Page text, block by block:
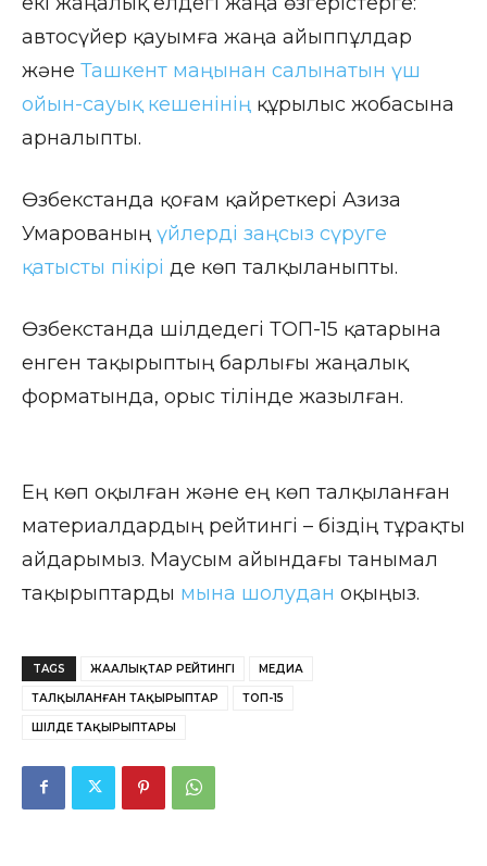
автосүйер қауымға жаңа айыппұлдар
және Ташкент маңынан салынатын үш
ойын-сауық кешенінің құрылыс жобасына
арналыпты.
Өзбекстанда қоғам қайреткері Азиза
Умарованың үйлерді заңсыз сүруге
қатысты пікірі де көп талқыланыпты.
Өзбекстанда шілдедегі ТОП-15 қатарына
енген тақырыптың барлығы жаңалық
форматында, орыс тілінде жазылған.
Ең көп оқылған және ең көп талқыланған
материалдардың рейтингі – біздің тұрақты
айдарымыз. Маусым айындағы танымал
тақырыптарды мына шолудан оқыңыз.
TAGS ЖАҢАЛЫҚТАР РЕЙТИНГІ МЕДИА
ТАЛҚЫЛАНҒАН ТАҚЫРЫПТАР ТОП-15
ШІЛДЕ ТАҚЫРЫПТАРЫ